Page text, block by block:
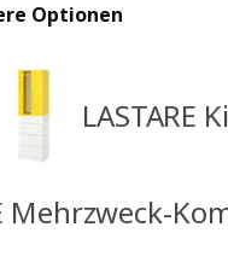
Optionen
LASTARE
Mehrzweck-